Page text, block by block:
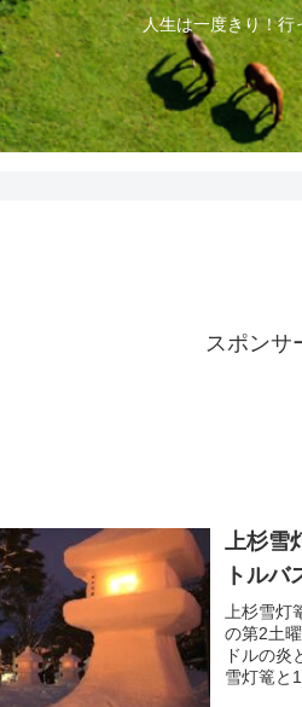
人生は一度きり！行
スポンサ
上杉雪
トルバ
上杉雪灯
の第2土
ドルの
雪灯篭と